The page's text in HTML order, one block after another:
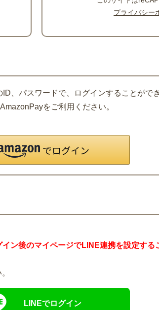
プライバシー
、パスワードで、ログインすることがで
をご利用ください。
ン後のマイページでLINE連携を設定する
LINEでログイン